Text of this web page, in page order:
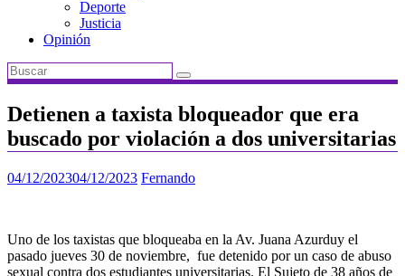
Deporte
Justicia
Opinión
Detienen a taxista bloqueador que era
buscado por violación a dos universitarias
04/12/202304/12/2023 Fernando
Uno de los taxistas que bloqueaba en la Av. Juana Azurduy el
pasado jueves 30 de noviembre, fue detenido por un caso de abuso
sexual contra dos estudiantes universitarias. El Sujeto de 38 años de